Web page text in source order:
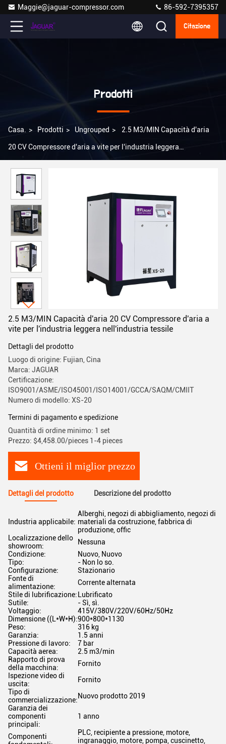
Maggie@jaguar-compressor.com 86-592-7395357
Citazione
Prodotti
Casa. > Prodotti > Ungrouped > 2.5 M3/MIN Capacità d'aria
20 CV Compressore d'aria a vite per l'industria leggera
2.5 M3/MIN Capacità d'aria 20 CV Compressore d'aria a
vite per l'industria leggera nell'industria tessile
Dettagli del prodotto
Luogo di origine: Fujian, Cina
Marca: JAGUAR
Certificazione:
ISO9001/ASME/ISO45001/ISO14001/GCCA/SAQM/CMIIT
Numero di modello: XS-20
Termini di pagamento e spedizione
Quantità di ordine minimo: 1 set
Prezzo: $4,458.00/pieces 1-4 pieces
Ottieni il miglior prezzo
Dettagli del prodotto Descrizione del prodotto
Industria applicabile:
Alberghi, negozi di abbigliamento, negozi di
materiali da costruzione, fabbrica di
produzione, offic
Localizzazione dello
showroom:
Nessuna
Condizione:
Nuovo, Nuovo
Tipo:
- Non lo so.
Configurazione:
Stazionario
Fonte di
alimentazione:
Corrente alternata
Stile di lubrificazione: Lubrificato
Sutile:
- Sì, sì.
Voltaggio:
415V/380V/220V/60Hz/50Hz
Dimensione ((L*W*H):900*800*1130
Peso:
316 kg
Garanzia:
1.5 anni
Pressione di lavoro:
7 bar
Capacità aerea:
2.5 m3/min
Rapporto di prova
della macchina:
Fornito
Ispezione video di
uscita:
Fornito
Tipo di
commercializzazione:Nuovo prodotto 2019
Garanzia dei
componenti
principali:
1 anno
Componenti
PLC, recipiente a pressione, motore,
ingranaggio, motore, pompa, cuscinetto,